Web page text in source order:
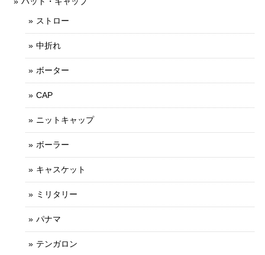
ストロー
中折れ
ボーター
CAP
ニットキャップ
ボーラー
キャスケット
ミリタリー
パナマ
テンガロン